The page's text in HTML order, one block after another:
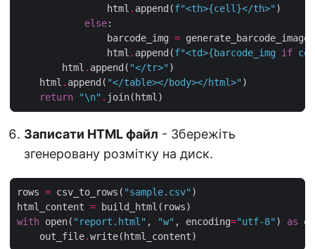
                html
. append(f"<th>{cell }</th>"
else
                barcode_img
=
                html
. append(f"<td>{barcode_img if
        html
. append( "</tr>"
    html
. append( "</table></body></html>"
return
"\n" .
Записати HTML файл - Збережіть
згенеровану розмітку на диск.
rows = csv_to_rows( "sample.csv"
html_content =
with open( "report.html" , "w" , encoding="utf-8" ) as
    out_file
.